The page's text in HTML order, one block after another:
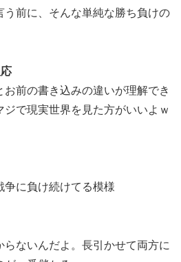
う前に、そんな単純な勝ち負けの
お前の書き込みの違いが理解でき
ジで現実世界を見た方がいいよｗ
に負け続けてる模様
らないんだよ。長引かせて両方に